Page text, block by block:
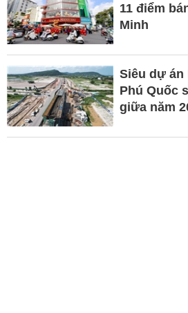
11 điểm
Minh
Siêu dự án
Phú Quốc
giữa năm